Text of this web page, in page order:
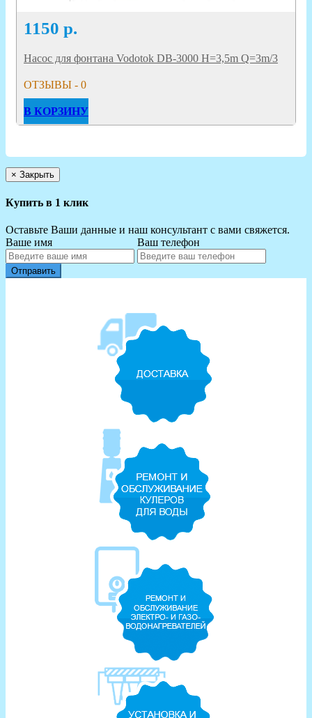
1150 р.
Насос для фонтана Vodotok DB-3000 H=3,5m Q=3m/3
ОТЗЫВЫ - 0
В КОРЗИНУ
× Закрыть
Купить в 1 клик
Оставьте Ваши данные и наш консультант с вами свяжется.
Ваше имя
Ваш телефон
Отправить